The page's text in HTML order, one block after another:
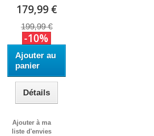
179,99 €
199,99 €
-10%
Ajouter au
panier
Détails
Ajouter à ma
liste d'envies